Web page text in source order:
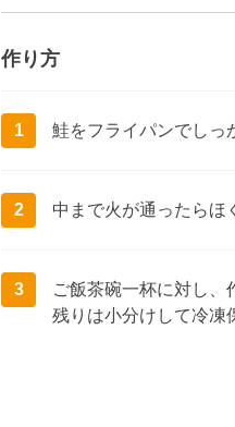
作り方
1 鮭をフライパンでしっ
2 中まで火が通ったらほ
3
ご飯茶碗一杯に対し、
残りは小分けして冷凍